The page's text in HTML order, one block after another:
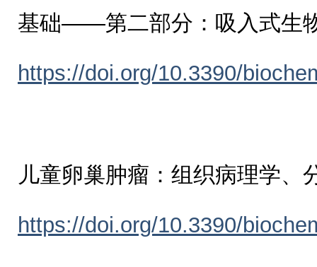
基础——第二部分：吸入式生
https://doi.org/10.3390/
儿童卵巢肿瘤：组织病理学、
https://doi.org/10.3390/